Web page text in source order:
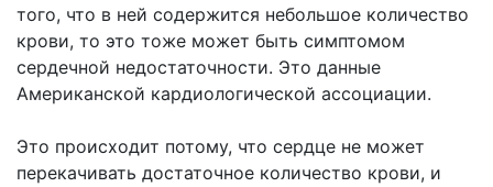
того, что в ней содержится небольшое количество
крови, то это тоже может быть симптомом
сердечной недостаточности. Это данные
Американской кардиологической ассоциации.
Это происходит потому, что сердце не может
перекачивать достаточное количество крови, и